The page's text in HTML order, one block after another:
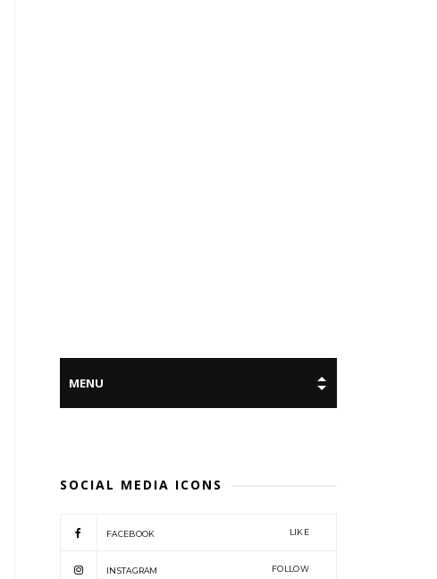
SOCIAL MEDIA ICONS
FACEBOOK LIKE
INSTAGRAM FOLLOW